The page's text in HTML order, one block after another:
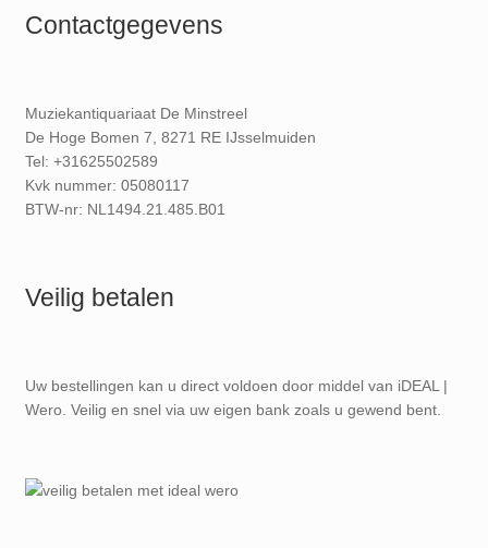
Contactgegevens
Muziekantiquariaat De Minstreel
De Hoge Bomen 7, 8271 RE IJsselmuiden
Tel: +31625502589
Kvk nummer: 05080117
BTW-nr: NL1494.21.485.B01
Veilig betalen
Uw bestellingen kan u direct voldoen door middel van iDEAL |
Wero. Veilig en snel via uw eigen bank zoals u gewend bent.